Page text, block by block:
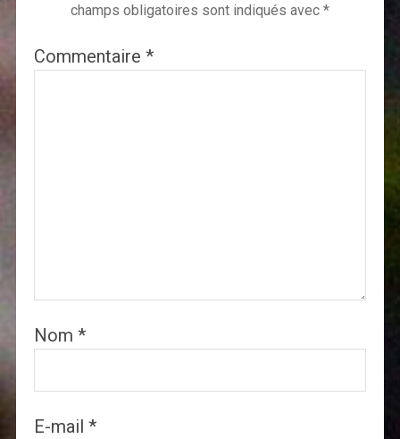
champs obligatoires sont indiqués avec *
Commentaire *
Nom *
E-mail *